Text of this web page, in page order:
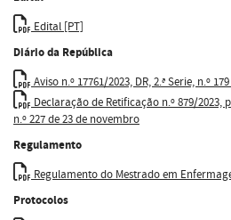
Edital [PT]
Diário da República
Aviso n.º 17761/2023, DR, 2.ª Serie, n.º
Declaração de Retificação n.º 879/
n.º 227 de 23 de novembro
Regulamento
Regulamento do Mestrado em
Protocolos